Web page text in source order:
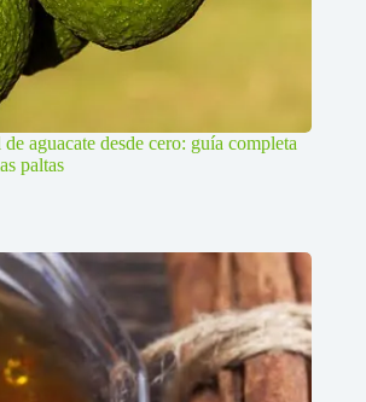
aguacate desde cero: guía completa
paltas